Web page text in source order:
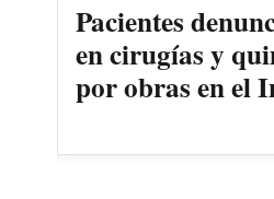
Pacientes
en cirugías y
por obras en el